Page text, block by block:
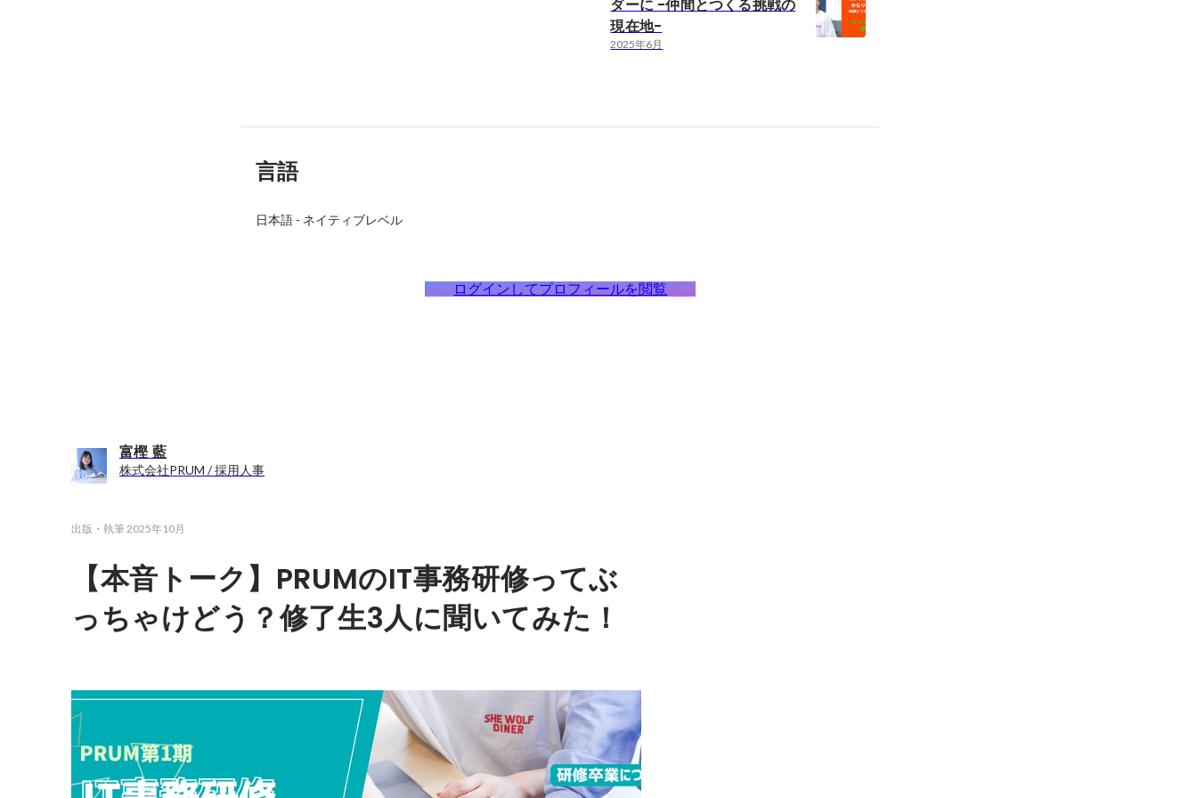
ダーに -仲間とつくる挑戦の
現在地-
2025年6月
言語
日本語- ネイティブレベル
ログインしてプロフィールを閲覧
富樫 藍
株式会社PRUM / 採用人事
出版・執筆 2025年10月
【本音トーク】PRUMのIT事務研修ってぶ
っちゃけどう？修了生3人に聞いてみた！